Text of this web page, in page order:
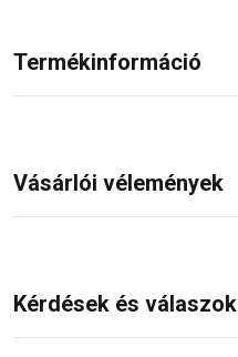
Termékinformáció
Vásárlói vélemények
Kérdések és válaszok